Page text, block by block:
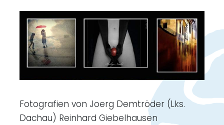
Fotografien von Joerg Demtröder (Lks.
Dachau) Reinhard Giebelhausen